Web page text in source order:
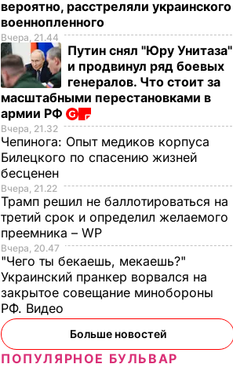
вероятно, расстреляли украинского
военнопленного
Вчера, 21.44
Путин снял "Юру Унитаза"
и продвинул ряд боевых
генералов. Что стоит за
масштабными перестановками в
армии РФ
Вчера, 21.32
Чепинога: Опыт медиков корпуса
Билецкого по спасению жизней
бесценен
Вчера, 21.22
Трамп решил не баллотироваться на
третий срок и определил желаемого
преемника – WP
Вчера, 20.47
"Чего ты бекаешь, мекаешь?"
Украинский пранкер ворвался на
закрытое совещание минобороны
РФ. Видео
Больше новостей
ПОПУЛЯРНОЕ БУЛЬВАР